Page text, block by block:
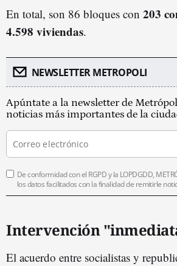
En total, son 86 bloques con 203
4.598 viviendas.
NEWSLETTER METROPOLI
Apúntate a la newsletter de
noticias más importantes de la
De conformidad con el RGPD y la LOPDGDD,
los datos facilitados con la finalidad de remitirle
Intervención
El acuerdo entre socialistas y